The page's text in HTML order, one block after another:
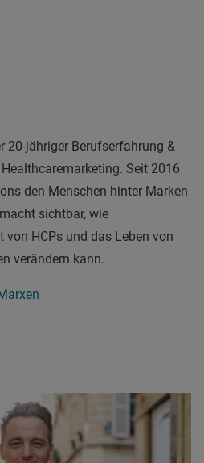
20-jähriger Berufserfahrung &
Seit 2016
den Menschen hinter Marken
sichtbar, wie
HCPs und das Leben von
verändern kann.